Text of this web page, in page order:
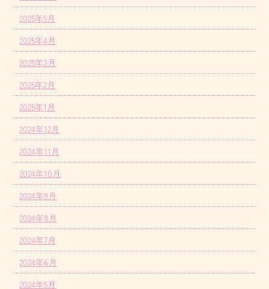
2025年5月
2025年4月
2025年3月
2025年2月
2025年1月
2024年12月
2024年11月
2024年10月
2024年9月
2024年8月
2024年7月
2024年6月
2024年5月